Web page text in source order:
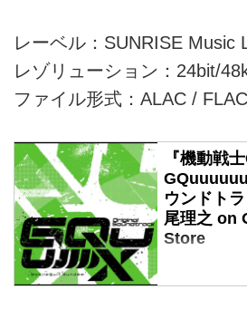
レーベル：SUNRISE Music
レゾリューション：24bit/
ファイル形式：ALAC /
『機動戦
ウンドト
尾理之 on
Store
「薄暮のハ
(I_003)」な